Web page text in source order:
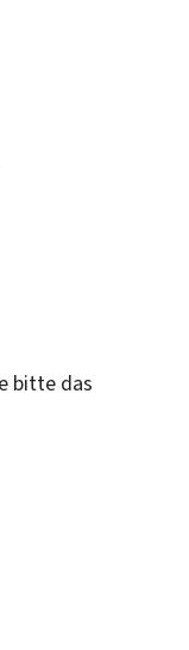
bitte das